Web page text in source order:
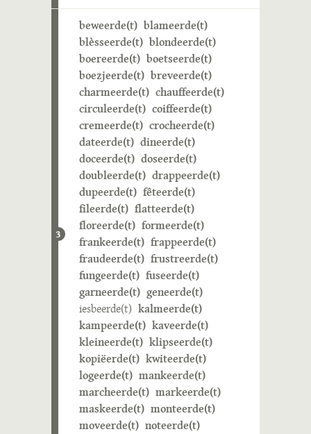
3
beweerde(t) blameerde(t)
blèsseerde(t) blondeerde(t)
boereerde(t) boetseerde(t)
boezjeerde(t) breveerde(t)
charmeerde(t) chauffeerde(t)
circuleerde(t) coiffeerde(t)
cremeerde(t) crocheerde(t)
dateerde(t) dineerde(t)
doceerde(t) doseerde(t)
doubleerde(t) drappeerde(t)
dupeerde(t) fêteerde(t)
fileerde(t) flatteerde(t)
floreerde(t) formeerde(t)
frankeerde(t) frappeerde(t)
fraudeerde(t) frustreerde(t)
fungeerde(t) fuseerde(t)
garneerde(t) geneerde(t)
iesbeerde(t) kalmeerde(t)
kampeerde(t) kaveerde(t)
kleineerde(t) klipseerde(t)
kopiëerde(t) kwiteerde(t)
logeerde(t) mankeerde(t)
marcheerde(t) markeerde(t)
maskeerde(t) monteerde(t)
moveerde(t) noteerde(t)